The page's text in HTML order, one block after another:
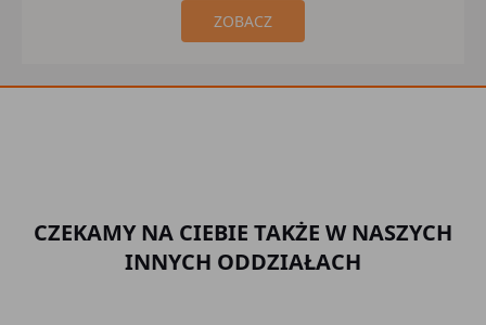
ZOBACZ
CZEKAMY NA CIEBIE TAKŻE W NASZYCH
INNYCH ODDZIAŁACH